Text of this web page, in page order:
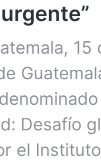
Desafío
el